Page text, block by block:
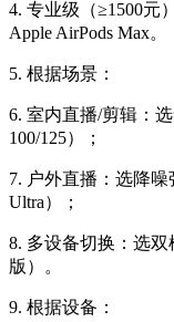
4. 专业级（≥1500元
Apple AirPods Max。
5. 根据场景：
6. 室内直播/剪辑：
100/125）；
7. 户外直播：选降噪
Ultra）；
8. 多设备切换：选双
版）。
9. 根据设备：